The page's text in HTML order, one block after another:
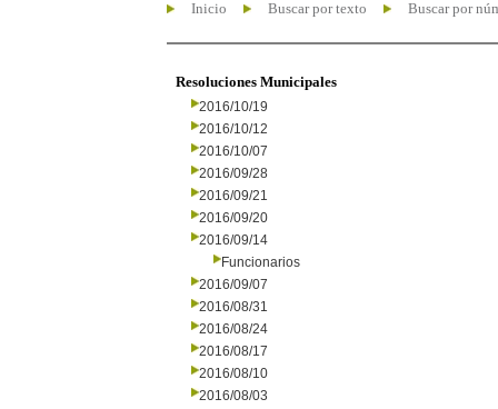
Inicio Buscar por texto Buscar por
Resoluciones Municipales
2016/10/19
2016/10/12
2016/10/07
2016/09/28
2016/09/21
2016/09/20
2016/09/14
Funcionarios
2016/09/07
2016/08/31
2016/08/24
2016/08/17
2016/08/10
2016/08/03